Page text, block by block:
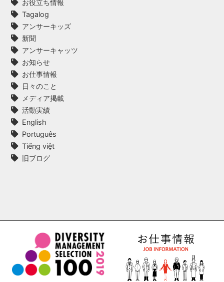
お役立ち情報
Tagalog
アンサーキッズ
新聞
アンサーキャッツ
お知らせ
お仕事情報
日々のこと
メディア掲載
活動実績
English
Português
Tiếng việt
旧ブログ